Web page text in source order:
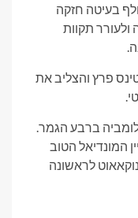
בעיטה חזקה
תקוות
פרץ והצליב את
ברבע הגמר.
המונדיאל הטוב
לראשונה